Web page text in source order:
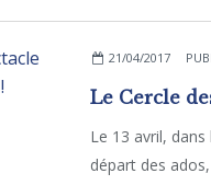
21/04/2017
Le 13 avril, dans
départ des